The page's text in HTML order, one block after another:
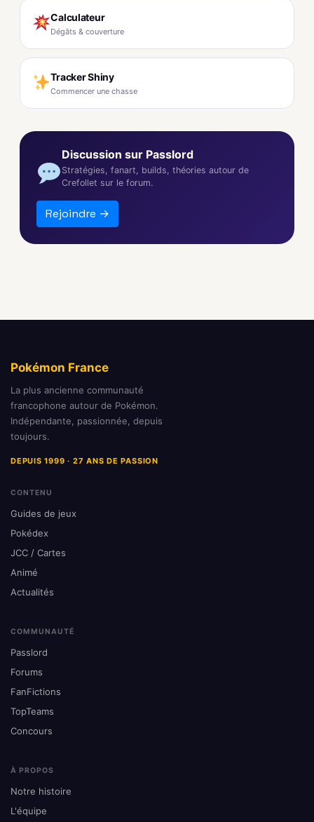
Calculateur
Dégâts & couverture
Tracker Shiny
Commencer une chasse
Discussion sur Passlord
Stratégies, fanart, builds, théories autour de
Crefollet sur le forum.
Rejoindre →
Pokémon France
La plus ancienne communauté
francophone autour de Pokémon.
Indépendante, passionnée, depuis
toujours.
DEPUIS 1999 · 27 ANS DE PASSION
CONTENU
Guides de jeux
Pokédex
JCC / Cartes
Animé
Actualités
COMMUNAUTÉ
Passlord
Forums
FanFictions
TopTeams
Concours
À PROPOS
Notre histoire
L'équipe